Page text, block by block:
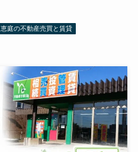
恵庭の不動産売買と賃貸